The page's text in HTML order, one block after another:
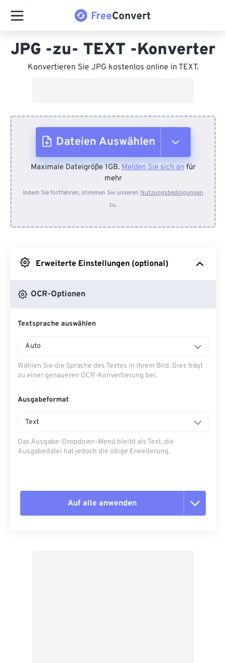
JPG -zu- TEXT -Konverter
Konvertieren Sie JPG kostenlos online in TEXT.
Dateien Auswählen
Vom Gerät
Von Dropbox
Maximale Dateigröße 1GB.Melden Sie sich anfür
mehr
Indem Sie fortfahren, stimmen Sie unseren Nutzungsbedingungen
zu.
Erweiterte Einstellungen (optional)
OCR-Optionen
Textsprache auswählen
Auto
Wählen Sie die Sprache des Textes in Ihrem Bild. Dies trägt
zu einer genaueren OCR-Konvertierung bei.
Ausgabeformat
Text
Das Ausgabe-Dropdown-Menü bleibt als Text, die
Ausgabedatei hat jedoch die obige Erweiterung.
Auf alle anwenden